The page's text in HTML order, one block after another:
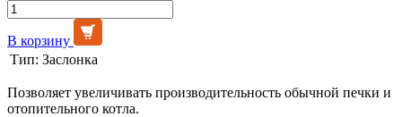
В корзину
Тип: Заслонка
Позволяет увеличивать производительность обычной печки и
отопительного котла.